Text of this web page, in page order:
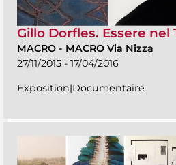
Gillo Dorfles. Essere nel
MACRO - MACRO Via Nizza
27/11/2015 - 17/04/2016
Exposition|Documentaire